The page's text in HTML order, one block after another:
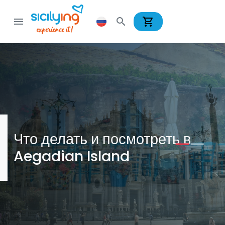
menu search shopping_cart
Что делать и посмотреть в
Aegadian Island